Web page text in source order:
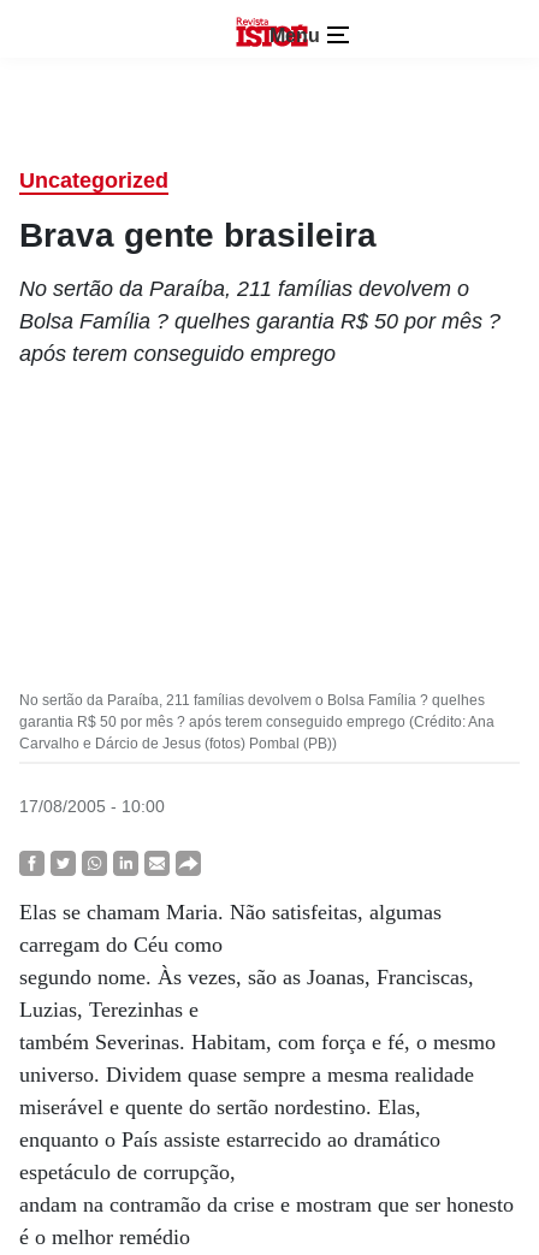
Menu
Uncategorized
Brava gente brasileira
No sertão da Paraíba, 211 famílias devolvem o
Bolsa Família ? quelhes garantia R$ 50 por mês ?
após terem conseguido emprego
No sertão da Paraíba, 211 famílias devolvem o Bolsa Família ? quelhes
garantia R$ 50 por mês ? após terem conseguido emprego (Crédito: Ana
Carvalho e Dárcio de Jesus (fotos) Pombal (PB))
17/08/2005 - 10:00
Elas se chamam Maria. Não satisfeitas, algumas
carregam do Céu como
segundo nome. Às vezes, são as Joanas, Franciscas,
Luzias, Terezinhas e
também Severinas. Habitam, com força e fé, o mesmo
universo. Dividem quase sempre a mesma realidade
miserável e quente do sertão nordestino. Elas,
enquanto o País assiste estarrecido ao dramático
espetáculo de corrupção,
andam na contramão da crise e mostram que ser honesto
é o melhor remédio